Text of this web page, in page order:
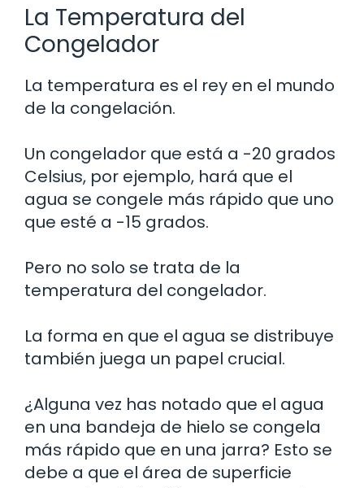
La Temperatura del
Congelador
La temperatura es el rey en el mundo
de la congelación.
Un congelador que está a -20 grados
Celsius, por ejemplo, hará que el
agua se congele más rápido que uno
que esté a -15 grados.
Pero no solo se trata de la
temperatura del congelador.
La forma en que el agua se distribuye
también juega un papel crucial.
¿Alguna vez has notado que el agua
en una bandeja de hielo se congela
más rápido que en una jarra? Esto se
debe a que el área de superficie